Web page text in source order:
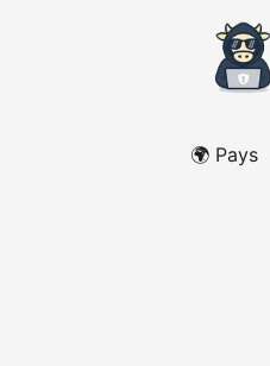
🌍 Pays